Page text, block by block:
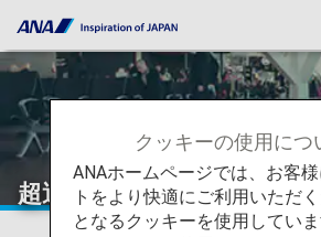
超過手荷物料金お支払い
クッキーの使用につ
ANAホームページでは、お客様
トをより快適にご利用いただ
となるクッキーを使用してい